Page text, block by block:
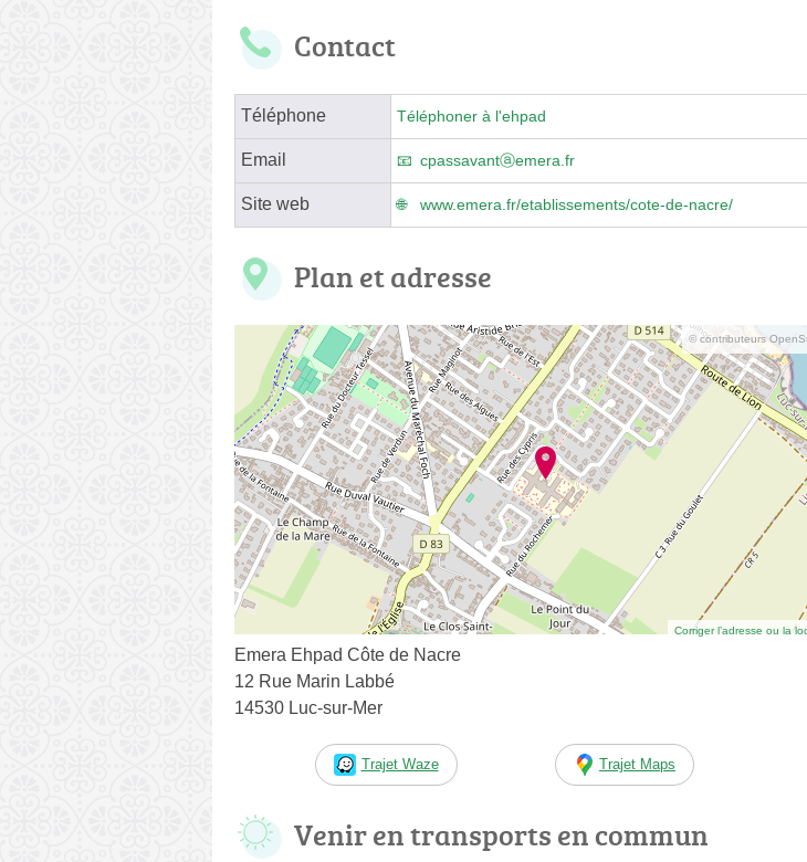
Contact
Téléphone Téléphoner à l'ehpad
Email cpassavantⓐemera.fr
Site web www.emera.fr/etablissements/cote-de-nacre/
Plan et adresse
© contributeurs
Corriger l’adresse ou la
Emera Ehpad Côte de Nacre
12 Rue Marin Labbé
14530 Luc-sur-Mer
Trajet Waze Trajet Maps
Venir en transports en commun